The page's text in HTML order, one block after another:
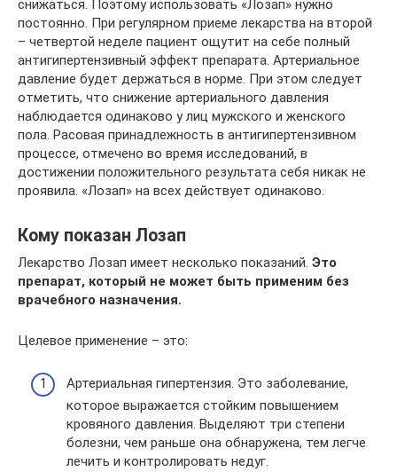
снижаться. Поэтому использовать «Лозап» нужно
постоянно. При регулярном приеме лекарства на второй
– четвертой неделе пациент ощутит на себе полный
антигипертензивный эффект препарата. Артериальное
давление будет держаться в норме. При этом следует
отметить, что снижение артериального давления
наблюдается одинаково у лиц мужского и женского
пола. Расовая принадлежность в антигипертензивном
процессе, отмечено во время исследований, в
достижении положительного результата себя никак не
проявила. «Лозап» на всех действует одинаково.
Кому показан Лозап
Лекарство Лозап имеет несколько показаний. Это
препарат, который не может быть применим без
врачебного назначения.
Целевое применение – это:
Артериальная гипертензия. Это заболевание,
которое выражается стойким повышением
кровяного давления. Выделяют три степени
болезни, чем раньше она обнаружена, тем легче
лечить и контролировать недуг.